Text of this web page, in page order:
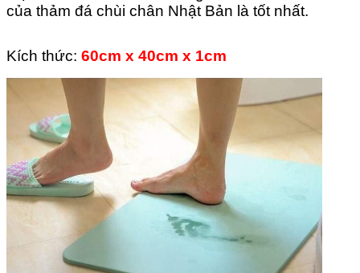
của thảm đá chùi chân Nhật Bản là tốt nhất.
Kích thức: 60cm x 40cm x 1cm